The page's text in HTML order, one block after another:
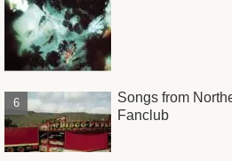
Songs from
Fanclub